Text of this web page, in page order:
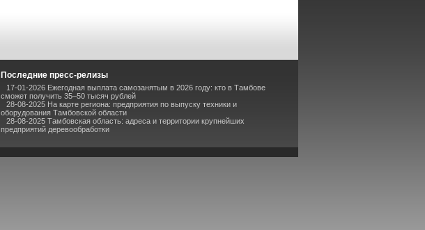
Последние пресс-релизы
17-01-2026 Ежегодная выплата самозанятым в 2026 году: кто в Тамбове
сможет получить 35–50 тысяч рублей
28-08-2025 На карте региона: предприятия по выпуску техники и
оборудования Тамбовской области
28-08-2025 Тамбовская область: адреса и территории крупнейших
предприятий деревообработки